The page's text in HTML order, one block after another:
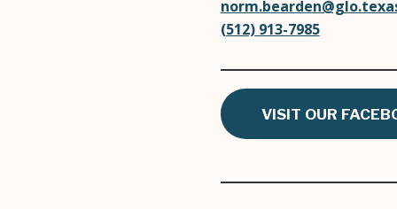
(512) 913-7985
VISIT OUR